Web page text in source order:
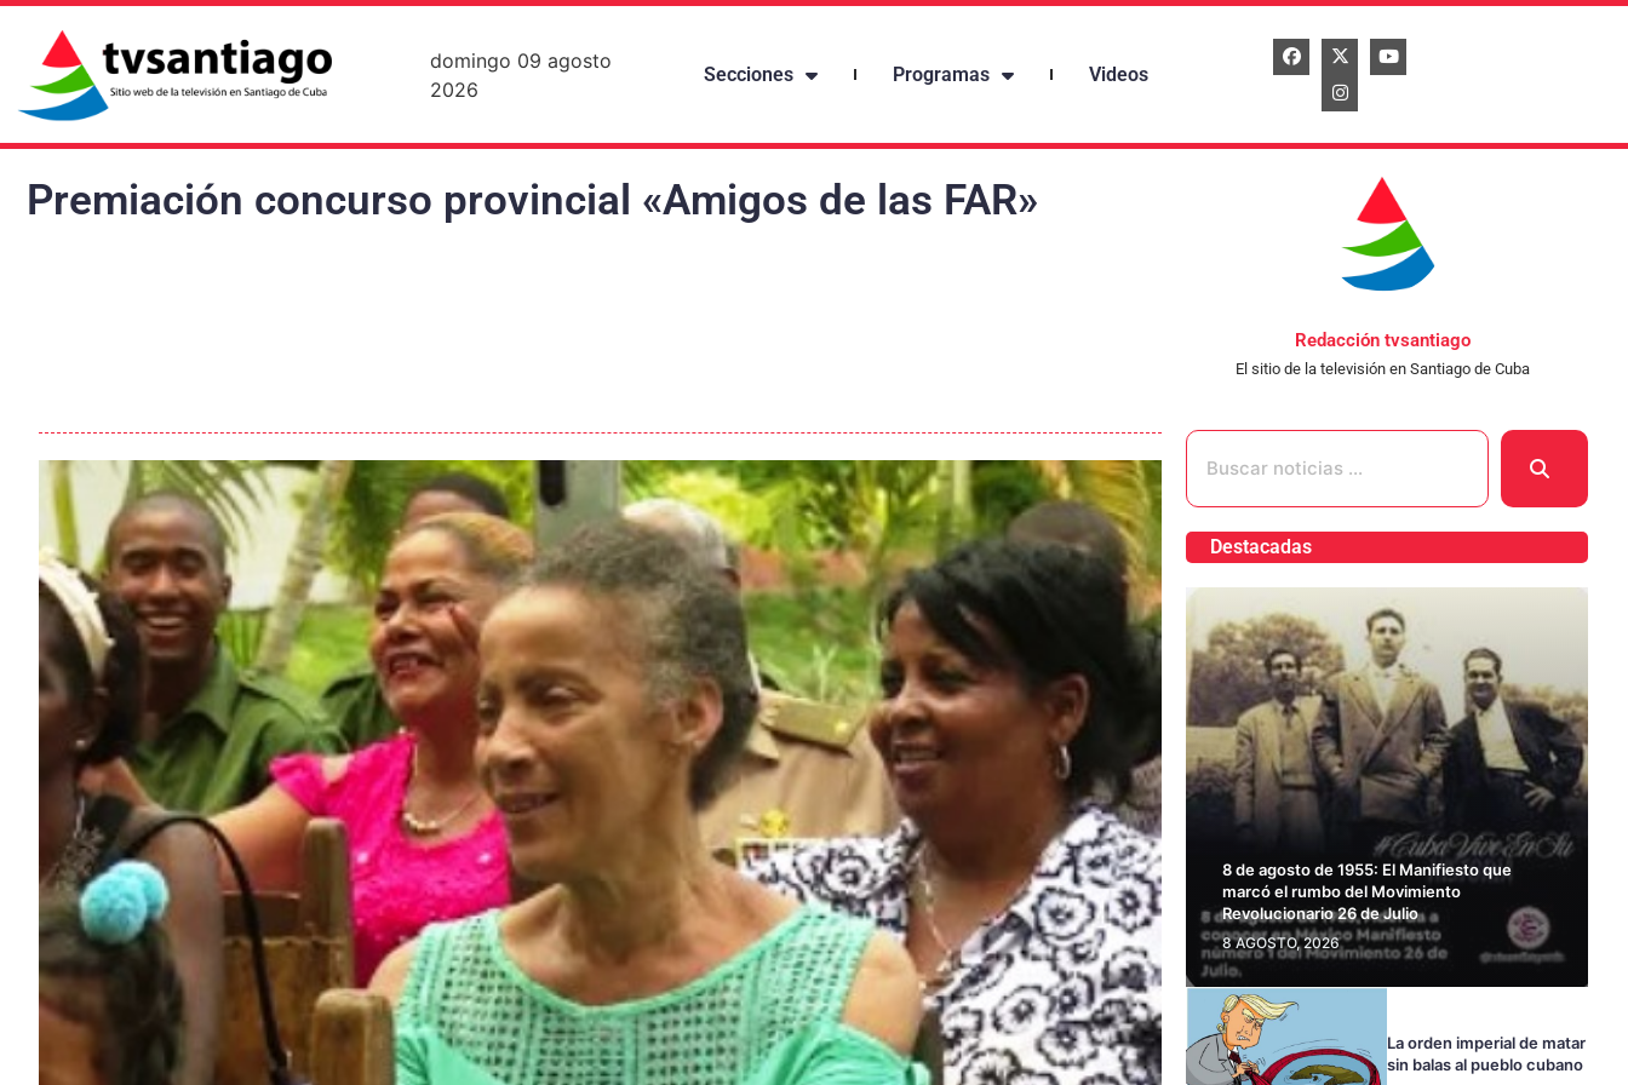
domingo 09 agosto
2026
Secciones Programas Videos
Premiación concurso provincial «Amigos de las FAR»
Redacción tvsantiago
El sitio de la televisión en Santiago de Cuba
Destacadas
8 de agosto de 1955: El Manifiesto que
marcó el rumbo del Movimiento
Revolucionario 26 de Julio
8 AGOSTO, 2026
La orden imperial de matar
sin balas al pueblo cubano